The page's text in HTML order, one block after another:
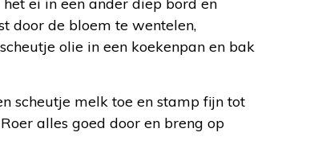
door de bloem te wentelen,
olie in een koekenpan en bak
scheutje melk toe en stamp fijn tot
alles goed door en breng op